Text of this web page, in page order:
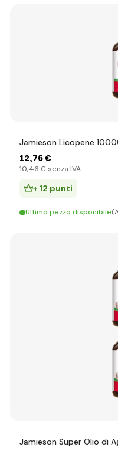
Jamieson Licopene
12,76 €
10,46 € senza IVA
+ 12 punti
Ultimo pezzo disponibile
Jamieson Super Olio di